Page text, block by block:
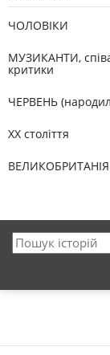
ЧОЛОВІКИ
МУЗИКАНТИ,
критики
ЧЕРВЕНЬ
XX століття
ВЕЛИКОБРИТАНІЯ